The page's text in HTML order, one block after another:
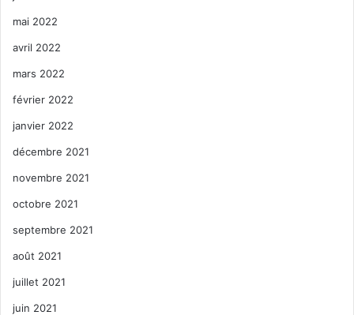
mai 2022
avril 2022
mars 2022
février 2022
janvier 2022
décembre 2021
novembre 2021
octobre 2021
septembre 2021
août 2021
juillet 2021
juin 2021